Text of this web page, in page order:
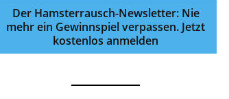
Der Hamsterrausch-Newsletter: Nie
mehr ein Gewinnspiel verpassen. Jetzt
kostenlos anmelden